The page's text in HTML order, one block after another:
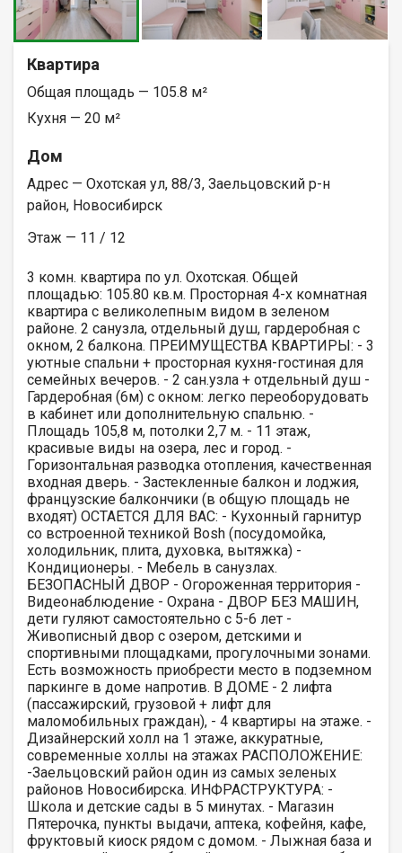
Квартира
Общая площадь — 105.8 м²
Кухня — 20 м²
Дом
Адрес — Охотская ул, 88/3, Заельцовский р-н
район, Новосибирск
Этаж — 11 / 12
3 комн. квартира по ул. Охотская. Общей
площадью: 105.80 кв.м. Просторная 4-х комнатная
квартира с великолепным видом в зеленом
районе. 2 санузла, отдельный душ, гардеробная с
окном, 2 балкона. ПРЕИМУЩЕСTВА КBАРТИРЫ: - 3
уютные спальни + просторная кухня-гостиная для
семейных вечеров. - 2 сан.узла + отдельный душ -
Гардеробная (6м) с окном: легко переоборудовать
в кабинет или дополнительную спальню. -
Площадь 105,8 м, потолки 2,7 м. - 11 этаж,
красивые виды на озера, лес и город. -
Горизонтальная разводка отопления, качественная
входная дверь. - Застекленные балкон и лоджия,
французские балкончики (в общую площадь не
входят) ОСТАЕТСЯ ДЛЯ ВАС: - Кухонный гарнитур
со встроенной техникой Bоsh (посудомойка,
холодильник, плита, духовка, вытяжка) -
Кондиционеры. - Мебель в санузлах.
БЕЗОПАСНЫЙ ДВОР - Огороженная территория -
Видеонаблюдение - Охрана - ДВОР БЕЗ МАШИН,
дети гуляют самостоятельно с 5-6 лет -
Живописный двор с озером, детскими и
спортивными площадками, прогулочными зонами.
Есть возможность приобрести место в подземном
паркинге в доме напротив. В ДОМЕ - 2 лифта
(пассажирский, грузовой + лифт для
маломобильных граждан), - 4 квартиры на этаже. -
Дизайнерский холл на 1 этаже, аккуратные,
современные холлы на этажах РАСПОЛОЖЕНИЕ:
-Заельцовский район один из самых зеленых
районов Новосибирска. ИНФРАСТРУКТУРА: -
Школа и детские сады в 5 минутах. - Магазин
Пятерочка, пункты выдачи, аптека, кофейня, кафе,
фруктовый киоск рядом с домом. - Лыжная база и